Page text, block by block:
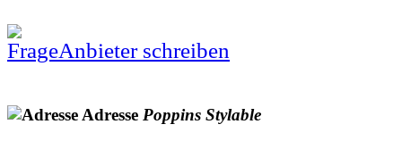
Anbieter schreiben
Adresse Poppins Stylable